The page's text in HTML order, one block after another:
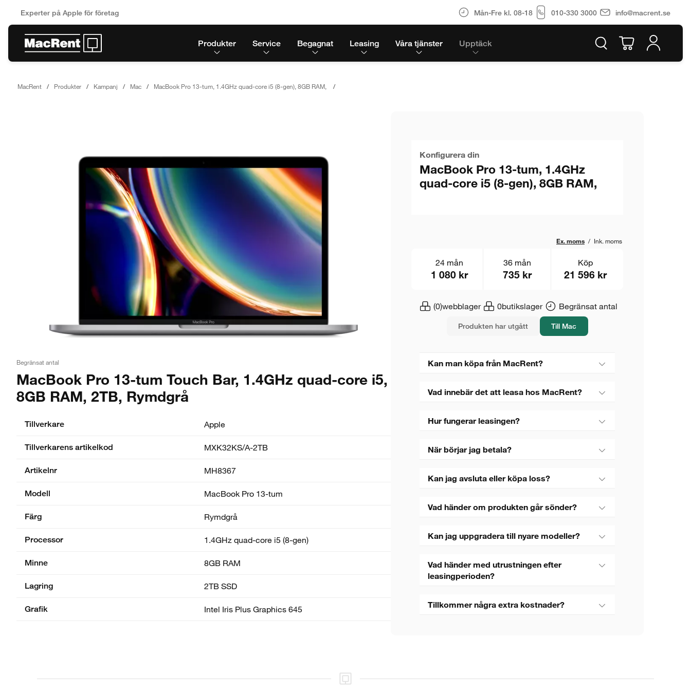
Experter på Apple för företag Mån-Fre kl. 08-18 010-330 3000 info@macrent.se
Produkter Service Begagnat Leasing Våra tjänster Upptäck
MacRent Produkter Kampanj Mac MacBook Pro 13-tum, 1.4GHz quad-core i5 (8-gen), 8GB RAM,
Begränsat antal
MacBook Pro 13-tum Touch Bar, 1.4GHz quad-core i5,
8GB RAM, 2TB, Rymdgrå
Tillverkare Apple
Tillverkarens artikelkod MXK32KS/A-2TB
Artikelnr MH8367
Modell MacBook Pro 13-tum
Färg Rymdgrå
Processor 1.4GHz quad-core i5 (8-gen)
Minne 8GB RAM
Lagring 2TB SSD
Grafik Intel Iris Plus Graphics 645
Konfigurera din
MacBook Pro 13-tum, 1.4GHz
quad-core i5 (8-gen), 8GB RAM,
Ex. moms / Ink. moms
(0)webblager 0butikslager Begränsat antal
24 mån
1 080 kr
36 mån
735 kr
Köp
21 596 kr
Produkten har utgått Till Mac
Kan man köpa från MacRent?
Vad innebär det att leasa hos MacRent?
Hur fungerar leasingen?
När börjar jag betala?
Kan jag avsluta eller köpa loss?
Vad händer om produkten går sönder?
Kan jag uppgradera till nyare modeller?
Vad händer med utrustningen efter
leasingperioden?
Tillkommer några extra kostnader?